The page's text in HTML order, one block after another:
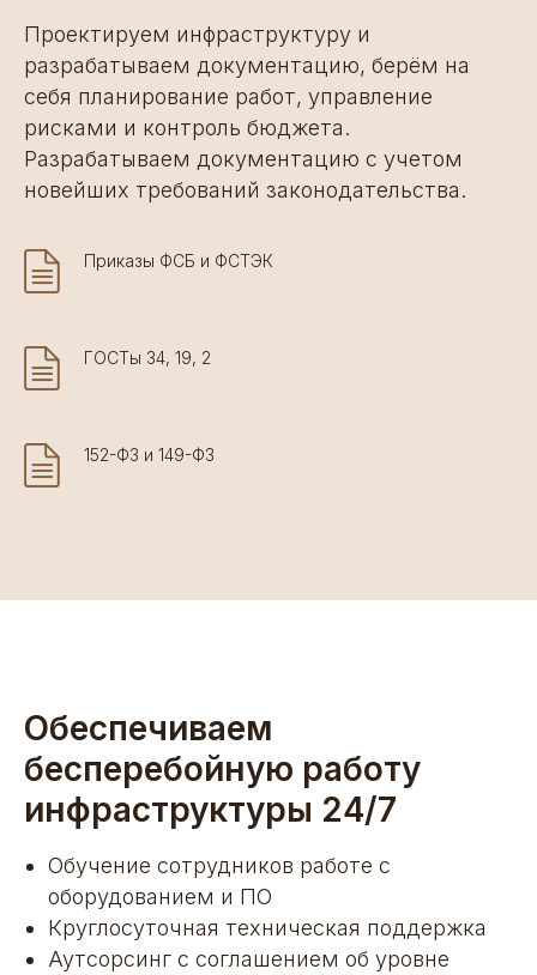
Проектируем инфраструктуру и
разрабатываем документацию, берём на
себя планирование работ, управление
рисками и контроль бюджета.
Разрабатываем документацию с учетом
новейших требований законодательства.
Приказы ФСБ и ФСТЭК
ГОСТы 34, 19, 2
152-ФЗ и 149-ФЗ
Обеспечиваем
бесперебойную работу
инфраструктуры 24/7
Обучение сотрудников работе с
оборудованием и ПО
Круглосуточная техническая поддержка
Аутсорсинг с соглашением об уровне